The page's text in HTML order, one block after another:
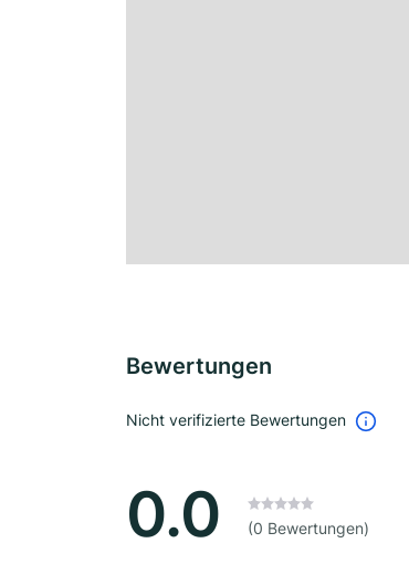
Bewertungen
Nicht verifizierte Bewertungen
0.0 (0 Bewertungen)